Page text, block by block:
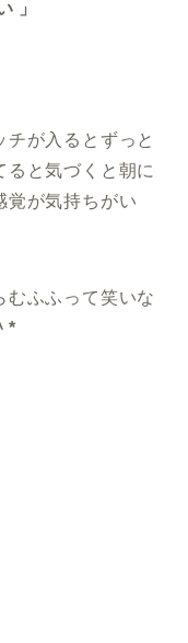
」
が入るとずっと
と気づくと朝に
覚が気持ちがい
むふふって笑いな
*